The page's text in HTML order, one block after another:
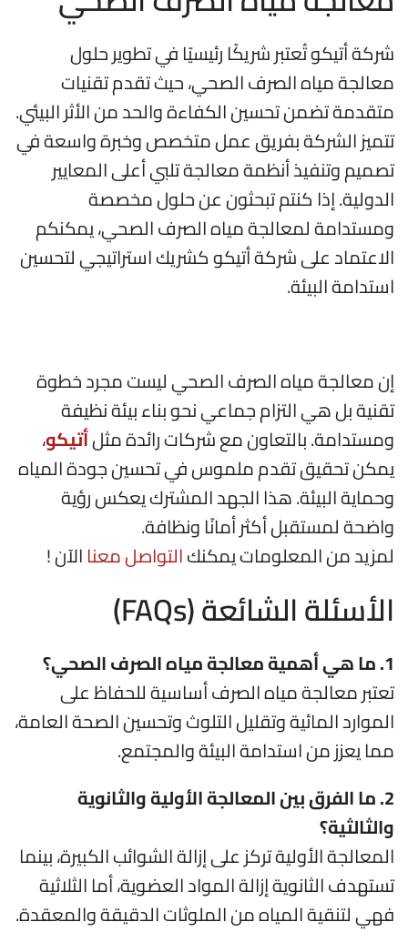
شركة أتيكو تُعتبر شريكًا رئيسيًا في تطوير حلول
معالجة مياه الصرف الصحي، حيث تقدم تقنيات
متقدمة تضمن تحسين الكفاءة والحد من الأثر البيئي.
تتميز الشركة بفريق عمل متخصص وخبرة واسعة في
تصميم وتنفيذ أنظمة معالجة تلبي أعلى المعايير
الدولية. إذا كنتم تبحثون عن حلول مخصصة
ومستدامة لمعالجة مياه الصرف الصحي، يمكنكم
الاعتماد على شركة أتيكو كشريك استراتيجي لتحسين
استدامة البيئة.
إن معالجة مياه الصرف الصحي ليست مجرد خطوة
تقنية بل هي التزام جماعي نحو بناء بيئة نظيفة
ومستدامة. بالتعاون مع شركات رائدة مثلأتيكو،
يمكن تحقيق تقدم ملموس في تحسين جودة المياه
وحماية البيئة. هذا الجهد المشترك يعكس رؤية
واضحة لمستقبل أكثر أمانًا ونظافة.
لمزيد من المعلومات يمكنكالتواصل معناالآن !
الأسئلة الشائعة (FAQs)
1. ما هي أهمية معالجة مياه الصرف الصحي؟
تعتبر معالجة مياه الصرف أساسية للحفاظ على
الموارد المائية وتقليل التلوث وتحسين الصحة العامة،
مما يعزز من استدامة البيئة والمجتمع.
2. ما الفرق بين المعالجة الأولية والثانوية
والثالثية؟
المعالجة الأولية تركز على إزالة الشوائب الكبيرة، بينما
تستهدف الثانوية إزالة المواد العضوية، أما الثلاثية
فهي لتنقية المياه من الملوثات الدقيقة والمعقدة.